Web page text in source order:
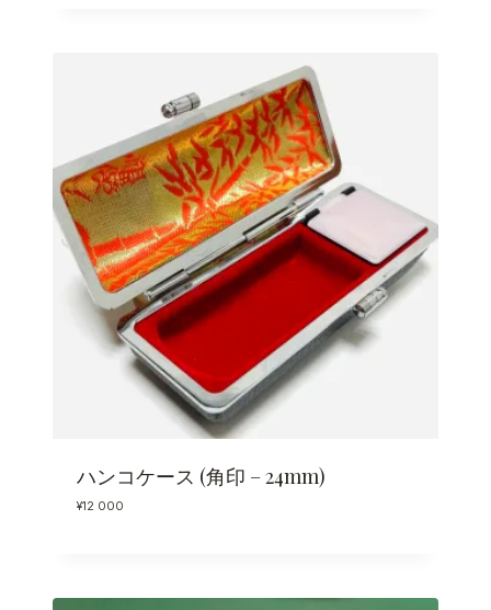
ハンコケース (角印 – 24mm)
¥12 000